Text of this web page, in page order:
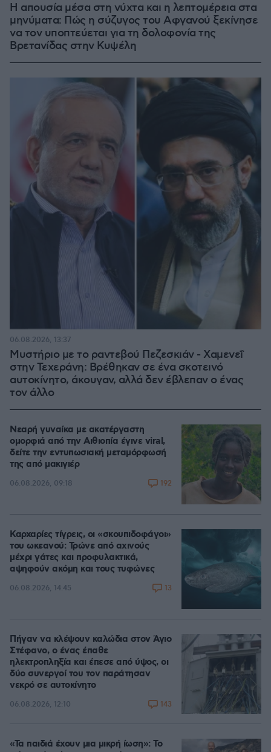
Η απουσία μέσα στη νύχτα και η λεπτομέρεια στα
μηνύματα: Πώς η σύζυγος του Αφγανού ξεκίνησε
να τον υποπτεύεται για τη δολοφονία της
Βρετανίδας στην Κυψέλη
Μυστήριο με το ραντεβού Πεζεσκιάν - Χαμενεΐ
στην Τεχεράνη: Βρέθηκαν σε ένα σκοτεινό
αυτοκίνητο, άκουγαν, αλλά δεν έβλεπαν ο ένας
τον άλλο
06.08.2026, 13:37
Νεαρή γυναίκα με ακατέργαστη
ομορφιά από την Αιθιοπία έγινε viral,
δείτε την εντυπωσιακή μεταμόρφωσή
της από μακιγιέρ
06.08.2026, 09:18 192
Καρχαρίες τίγρεις, οι «σκουπιδοφάγοι»
του ωκεανού: Τρώνε από αχινούς
μέχρι γάτες και προφυλακτικά,
αψηφούν ακόμη και τους τυφώνες
06.08.2026, 14:45 13
Πήγαν να κλέψουν καλώδια στον Άγιο
Στέφανο, ο ένας έπαθε
ηλεκτροπληξία και έπεσε από ύψος, οι
δύο συνεργοί του τον παράτησαν
νεκρό σε αυτοκίνητο
06.08.2026, 12:10 143
«Τα παιδιά έχουν μια μικρή ίωση»: Το